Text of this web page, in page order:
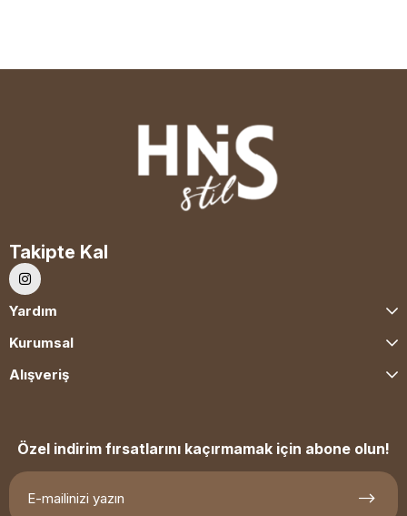
Takipte Kal
Yardım
Kurumsal
Alışveriş
Özel indirim fırsatlarını kaçırmamak için abone olun!